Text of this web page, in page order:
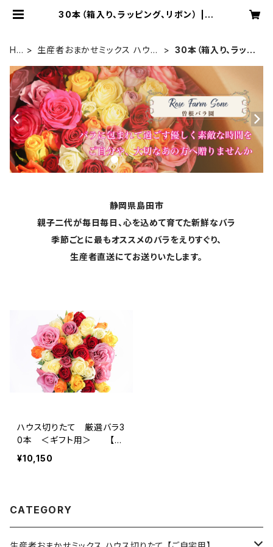
30本（箱入り、ラッピング、リボン） | R
HO
生産者おまかせミックス ハウス
30本（箱入り、ラッピ
静岡県島田市
親子二代が毎日毎日、心を込めて育てた新鮮なバラ
季節ごとに最もオススメのバラをえりすぐり、
生産者直送にてお送りいたします。
ハウス切りたて 厳選バラ3
0本 ＜ギフト用＞ 【送
料無料】
¥10,150
CATEGORY